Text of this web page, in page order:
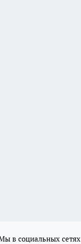
в социальных сетях